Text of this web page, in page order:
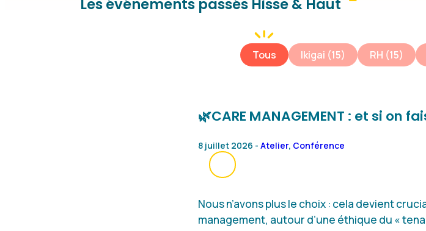
Les événements passés Hisse & Haut
Tous Ikigai (15) RH (15)
🌿CARE MANAGEMENT : et si on
8 juillet 2026 - Atelier, Conférence
Nous n’avons plus le choix : cela devient
management, autour d’une éthique du «